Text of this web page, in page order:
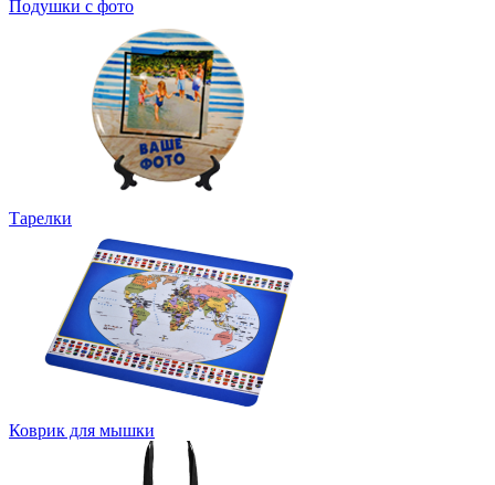
Подушки с фото
Тарелки
Коврик для мышки